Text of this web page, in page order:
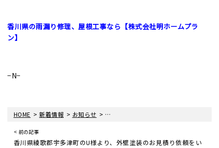
香川県の雨漏り修理、屋根工事なら【株式会社明ホームプラ
ン】
−N−
HOME >新着情報 > お知らせ > 香川県高松市のT様より、雨漏り補修工
< 前の記事
香川県綾歌郡宇多津町のU様より、外壁塗装のお見積り依頼をい